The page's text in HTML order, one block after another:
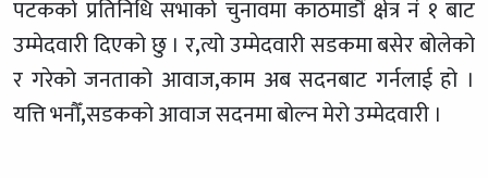
पटकको प्रतिनिधि सभाको चुनावमा काठमाडौं क्षेत्र नं १ बाट
उम्मेदवारी दिएको छु । र,त्यो उम्मेदवारी सडकमा बसेर बोलेको
र गरेको जनताको आवाज,काम अब सदनबाट गर्नलाई हो ।
यत्ति भनौँ,सडकको आवाज सदनमा बोल्न मेरो उम्मेदवारी ।